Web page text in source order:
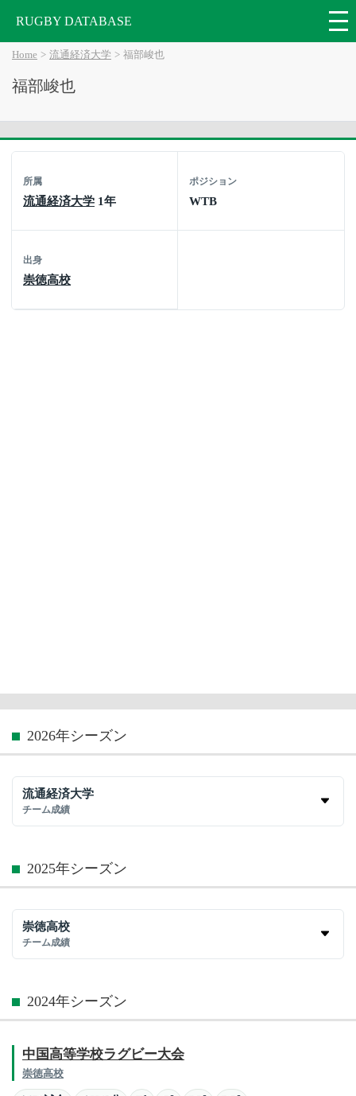
RUGBY DATABASE
Home 流通経済大学 福部峻也
福部峻也
所属
流通経済大学 1年
ポジション
WTB
出身
崇徳高校
2026年シーズン
流通経済大学
チーム成績
2025年シーズン
崇徳高校
チーム成績
2024年シーズン
中国高等学校ラグビー大会
崇徳高校